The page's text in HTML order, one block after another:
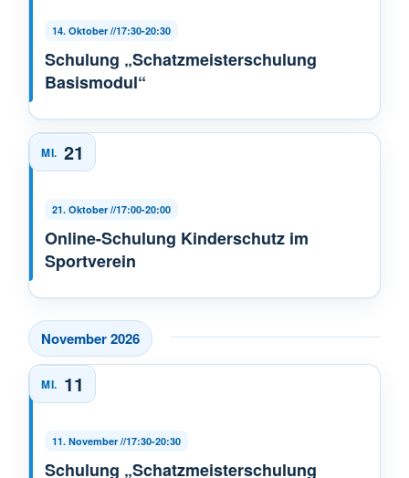
Schulung „Schatzmeisterschulung
Basismodul“
14. Oktober //17:30-20:30
MI. 21
Online-Schulung Kinderschutz im
Sportverein
21. Oktober //17:00-20:00
November 2026
MI. 11
Schulung „Schatzmeisterschulung
11. November //17:30-20:30